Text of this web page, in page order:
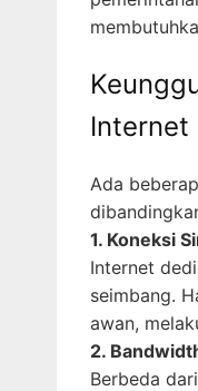
Internet
Ada
1. Koneksi
Internet
seimbang.
awan,
2.
Berbeda